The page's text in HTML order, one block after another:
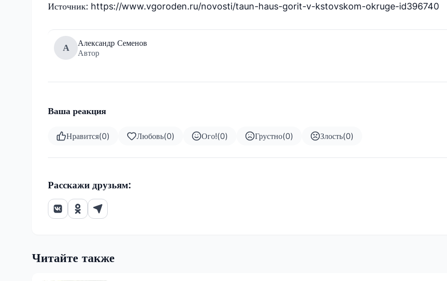
Источник: https://www.vgoroden.ru/novosti/taun-haus-gorit-v-kstovskom-okruge-id396740
А
Александр Семенов
Автор
Ваша реакция
Нравится(0) Любовь(0) Ого!(0) Грустно(0) Злость(0)
Расскажи друзьям:
Читайте также